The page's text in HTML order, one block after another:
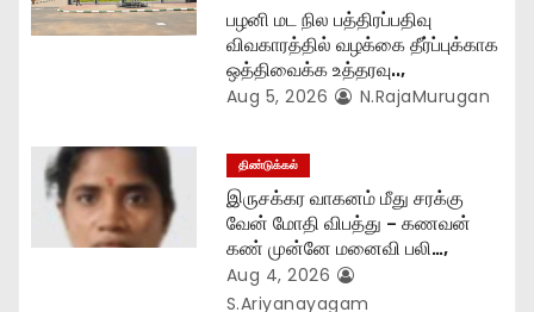
o
பழனி மட நில பத்திரப்பதிவு
விவகாரத்தில் வழக்கை தீர்ப்புக்காக
ஒத்திவைக்க உத்தரவு..,
Aug 5, 2026 N.RajaMurugan
திண்டுக்கல்
இருசக்கர வாகனம் மீது சரக்கு
வேன் மோதி விபத்து – கணவன்
கண் முன்னே மனைவி பலி…,
Aug 4, 2026
S.Ariyanayagam